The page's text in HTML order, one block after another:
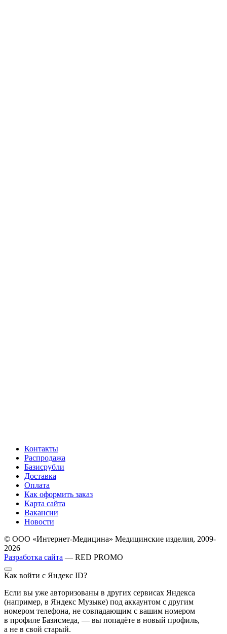
Контакты
Распродажа
Базисрубли
Доставка
Оплата
Как оформить заказ
Карта сайта
Вакансии
Новости
© ООО «Интернет-Медицина» Медицинские изделия, 2009-
2026
Разработка сайта — RED PROMO
Как войти с Яндекс ID?
Если вы уже авторизованы в других сервисах Яндекса
(например, в Яндекс Музыке) под аккаунтом с другим
номером телефона, не совпадающим с вашим номером
в профиле Базисмеда, — вы попадёте в новый профиль,
а не в свой старый.